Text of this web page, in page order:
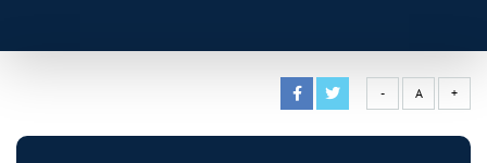
- A +